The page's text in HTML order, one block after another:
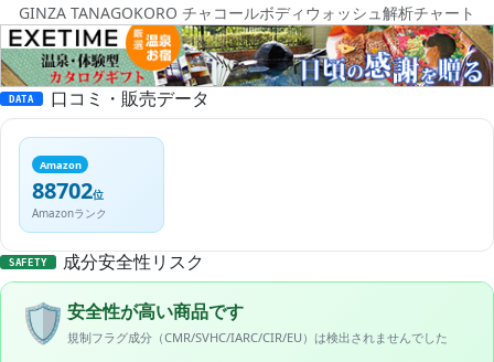
GINZA TANAGOKORO チャコールボディウォッシュ解析チャート
DATA 口コミ・販売データ
Amazon
88702位
Amazonランク
SAFETY 成分安全性リスク
🛡️安全性が高い商品です
規制フラグ成分（CMR/SVHC/IARC/CIR/EU）は検出されませんでした